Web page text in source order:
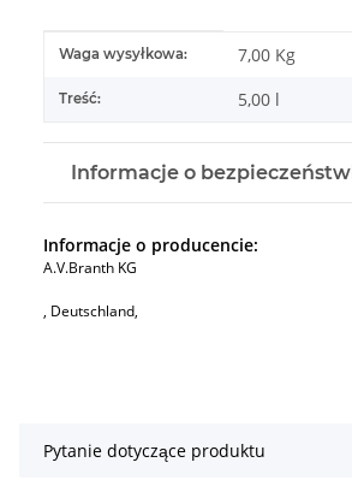
#productDetails.itemInformation#
#productDetails.itemValue#
Waga wysyłkowa: 7,00 Kg
Treść: 5,00 l
Informacje o
Informacje o producencie:
A.V.Branth KG
, Deutschland,
Pytanie dotyczące produktu